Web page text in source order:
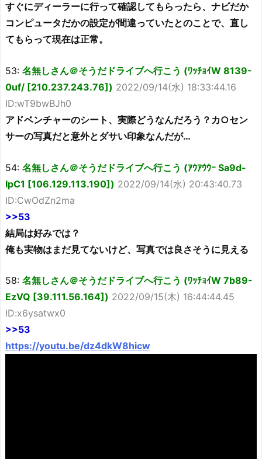
すぐにディーラーに行って確認してもらったら、ナビだか
コンピュータだかの設定が間違っていたとのことで、直し
てもらって現在は正常。
53: 名無しさん＠そうだドライブへ行こう (ﾜｯﾁｮｲW 8139-
0uf/ [210.237.243.76]) 2022/09/14(水) 18:33:44.16
ID:wT9bwBJh0
アドベンチャーのシート、実際どうなんだろう？カ○セン
サーの写真だと意外とダサい印象なんだが…
54: 名無しさん＠そうだドライブへ行こう (ｱｳｱｳｳｰ Sa9d-
IpC1 [106.129.113.190]) 2022/09/14(水) 20:43:40.73
ID:CwOdZn2ma
>>53
結局は好みでは？
俺も実物はまだ見てないけど、写真では良さそうに見える
58: 名無しさん＠そうだドライブへ行こう (ﾜｯﾁｮｲW 7b89-
EzVQ [39.111.56.164]) 2022/09/15(木) 16:44:44.45
ID:x6ysatwx0
>>53
https://youtu.be/dz4dkW8hicw